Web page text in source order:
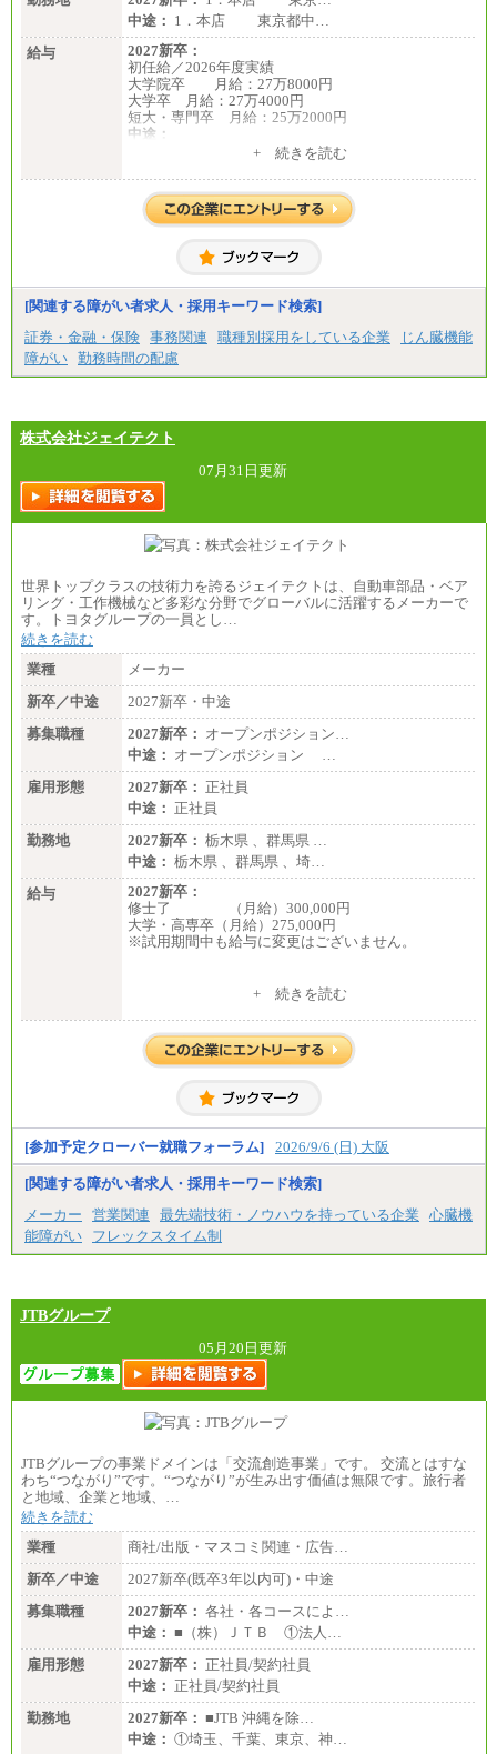
中途： 1．本店 東京都中…
給与
2027新卒：
初任給／2026年度実績
大学院卒 月給：27万8000円
大学卒 月給：27万4000円
短大・専門卒 月給：25万2000円
中途：
※職務経験等を考慮し決定いたします。
※試用期間中も給与に変更はございません
+ 続きを読む
[関連する障がい者求人・採用キーワード検索]
証券・金融・保険 事務関連 職種別採用をしている企業
じん臓機能
障がい 勤務時間の配慮
株式会社ジェイテクト
07月31日更新
世界トップクラスの技術力を誇るジェイテクトは、自動車部品・ベア
リング・工作機械など多彩な分野でグローバルに活躍するメーカーで
す。トヨタグループの一員とし…
続きを読む
業種
メーカー
新卒／中途
2027新卒・中途
募集職種
2027新卒： オープンポジション…
中途： オープンポジション …
雇用形態
2027新卒： 正社員
中途： 正社員
勤務地
2027新卒： 栃木県 、群馬県 …
中途： 栃木県 、群馬県 、埼…
給与
2027新卒：
修士了 （月給）300,000円
大学・高専卒（月給）275,000円
※試用期間中も給与に変更はございません。
大学・高専卒（月給）275,000円
※試用期間中も給与に変更はございません。
+ 続きを読む
[参加予定クローバー就職フォーラム] 2026/9/6 (日) 大阪
[関連する障がい者求人・採用キーワード検索]
メーカー
営業関連 最先端技術・ノウハウを持っている企業
心臓機
能障がい
フレックスタイム制
JTBグループ
05月20日更新
JTBグループの事業ドメインは「交流創造事業」です。 交流とはすな
わち“つながり”です。“つながり”が生み出す価値は無限です。旅行者
と地域、企業と地域、…
続きを読む
業種
商社/出版・マスコミ関連・広告…
新卒／中途
2027新卒(既卒3年以内可)・中途
募集職種
2027新卒： 各社・各コースによ…
中途： ■（株）ＪＴＢ ①法人…
雇用形態
2027新卒： 正社員/契約社員
中途： 正社員/契約社員
勤務地
2027新卒： ■JTB 沖縄を除…
中途： ①埼玉、千葉、東京、神…